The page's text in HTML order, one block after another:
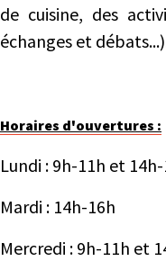
de cuisine, des
échanges et
Horaires d'ouvertures :
Lundi : 9h-11h et
Mardi : 14h-16h
Mercredi : 9h-11h et